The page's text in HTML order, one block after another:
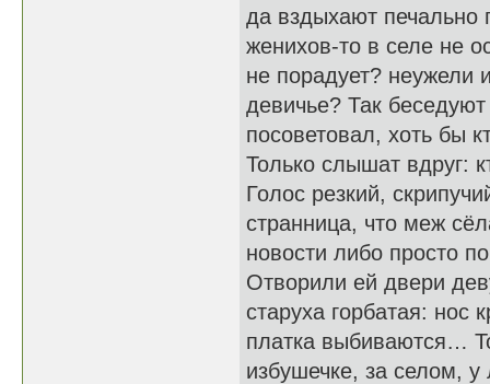
да вздыхают печально
женихов-то в селе не
не порадует? неужели
девичье? Так
посоветовал, хоть бы
Только слышат вдруг:
Голос резкий,
странница, что меж
новости либо просто
Отворили ей двери
старуха горбатая: нос
платка выбиваются…
избушечке, за селом,